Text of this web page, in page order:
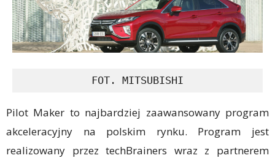
FOT. MITSUBISHI
Pilot Maker to najbardziej zaawansowany program
akceleracyjny na polskim rynku. Program jest
realizowany przez techBrainers wraz z partnerem